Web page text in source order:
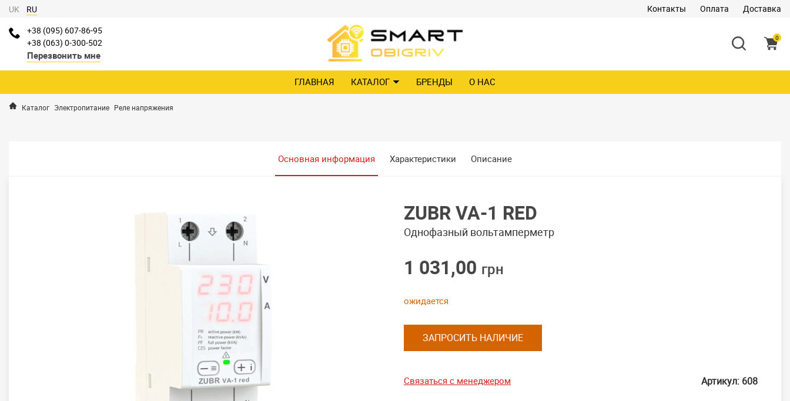
UK RU Контакты Оплата
Доставка
+38 (095) 607-86-95
+38 (063) 0-300-502
Перезвонить мне
0
ГЛАВНАЯ КАТАЛОГ БРЕНДЫ О НАС
Каталог Электропитание Реле напряжения
Основная информация Характеристики Описание
ZUBR VA-1 RED
Однофазный вольтамперметр
1 031,00 грн
ожидается
ЗАПРОСИТЬ НАЛИЧИЕ
Связаться с менеджером Артикул: 608